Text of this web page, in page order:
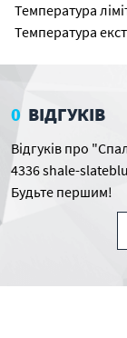
Температура
Температура
0 ВІДГУКІВ
Відгуків про
4336 shale-
Будьте першим!